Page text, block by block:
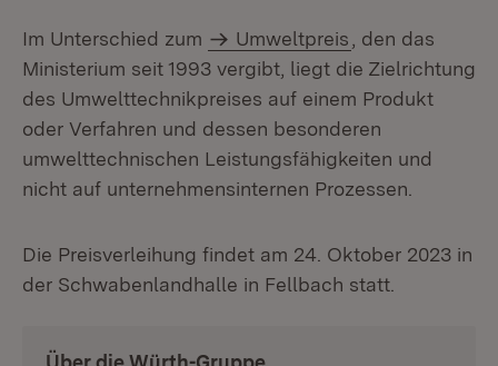
Im Unterschied zum Umweltpreis
, den das
Ministerium seit 1993 vergibt, liegt die Zielrichtung
des Umwelttechnikpreises auf einem Produkt
oder Verfahren und dessen besonderen
umwelttechnischen Leistungsfähigkeiten und
nicht auf unternehmensinternen Prozessen.
Die Preisverleihung findet am 24. Oktober 2023 in
der Schwabenlandhalle in Fellbach statt.